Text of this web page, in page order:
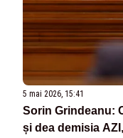
5 mai 2026, 15:41
Sorin Grindeanu:
și dea demisia